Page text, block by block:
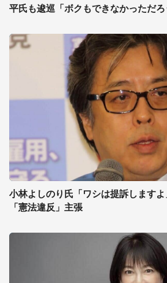
平氏も逡巡「ボクもできなかっただろ
小林よしのり氏「ワシは提訴します
「憲法違反」主張